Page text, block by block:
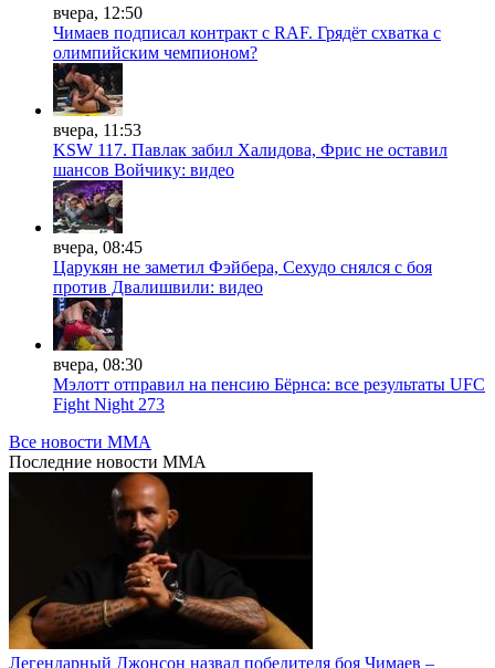
вчера, 12:50
Чимаев подписал контракт с RAF. Грядёт схватка с
олимпийским чемпионом?
вчера, 11:53
KSW 117. Павлак забил Халидова, Фрис не оставил
шансов Войчику: видео
вчера, 08:45
Царукян не заметил Фэйбера, Сехудо снялся с боя
против Двалишвили: видео
вчера, 08:30
Мэлотт отправил на пенсию Бёрнса: все результаты UFC
Fight Night 273
Все новости MMA
Последние новости MMA
Легендарный Джонсон назвал победителя боя Чимаев –